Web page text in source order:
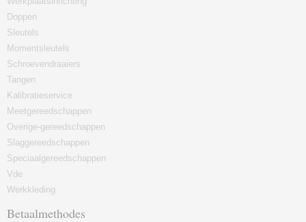
Doppen
Sleutels
Momentsleutels
Schroevendraaiers
Tangen
Kalibratieservice
Meetgereedschappen
Overige-gereedschappen
Slaggereedschappen
Speciaalgereedschappen
Vde
Werkkleding
Betaalmethodes